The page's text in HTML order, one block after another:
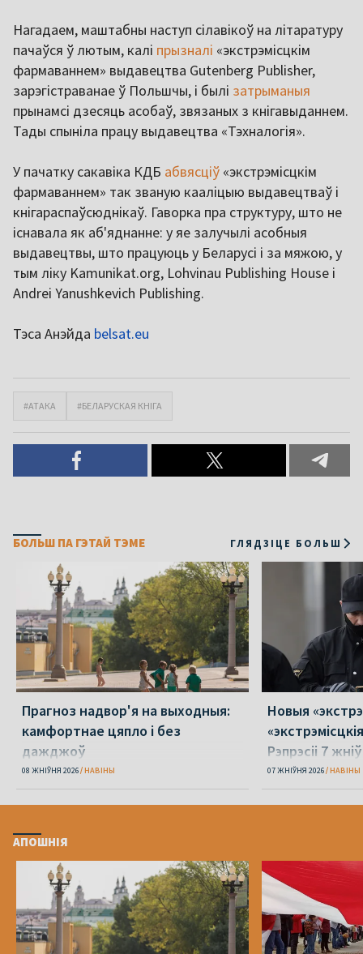
Нагадаем, маштабны наступ сілавікоў на літаратуру
пачаўся ў лютым, калі прызналі «экстрэмісцкім
фармаваннем» выдавецтва Gutenberg Publisher,
зарэгістраванае ў Польшчы, і былі затрыманыя
прынамсі дзесяць асобаў, звязаных з кнігавыданнем.
Тады спыніла працу выдавецтва «Тэхналогія».
У пачатку сакавіка КДБ абвясціў «экстрэмісцкім
фармаваннем» так званую кааліцыю выдавецтваў і
кнігараспаўсюднікаў. Гаворка пра структуру, што не
існавала як аб'яднанне: у яе залучылі асобныя
выдавецтвы, што працуюць у Беларусі і за мяжою, у
тым ліку Kamunikat.org, Lohvinau Publishing House і
Andrei Yanushkevich Publishing.
Тэса Анэйда belsat.eu
#АТАКА #БЕЛАРУСКАЯ КНІГА
БОЛЬШ ПА ГЭТАЙ ТЭМЕ ГЛЯДЗІЦЕ БОЛЬШ
Прагноз надвор'я на выходныя:
камфортнае цяпло і без
дажджоў
08 ЖНІЎНЯ 2026 НАВІНЫ
Новыя
Рэпрэсіі 7
07 ЖНІЎНЯ 2026 НАВІНЫ
АПОШНІЯ